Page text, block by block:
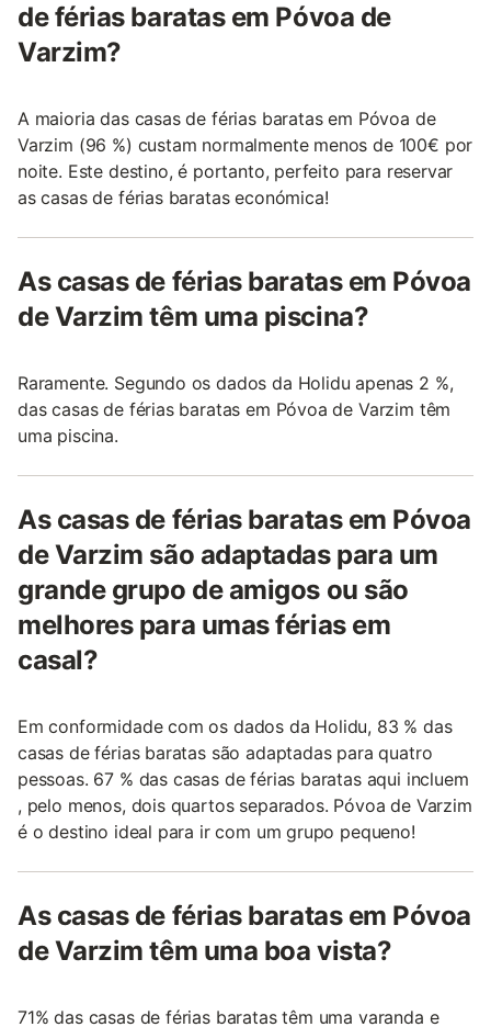
de férias baratas em Póvoa de
Varzim?
A maioria das casas de férias baratas em Póvoa de
Varzim (96 %) custam normalmente menos de 100€ por
noite. Este destino, é portanto, perfeito para reservar
as casas de férias baratas económica!
As casas de férias baratas em Póvoa
de Varzim têm uma piscina?
Raramente. Segundo os dados da Holidu apenas 2 %,
das casas de férias baratas em Póvoa de Varzim têm
uma piscina.
As casas de férias baratas em Póvoa
de Varzim são adaptadas para um
grande grupo de amigos ou são
melhores para umas férias em
casal?
Em conformidade com os dados da Holidu, 83 % das
casas de férias baratas são adaptadas para quatro
pessoas. 67 % das casas de férias baratas aqui incluem
, pelo menos, dois quartos separados. Póvoa de Varzim
é o destino ideal para ir com um grupo pequeno!
As casas de férias baratas em Póvoa
de Varzim têm uma boa vista?
71% das casas de férias baratas têm uma varanda e